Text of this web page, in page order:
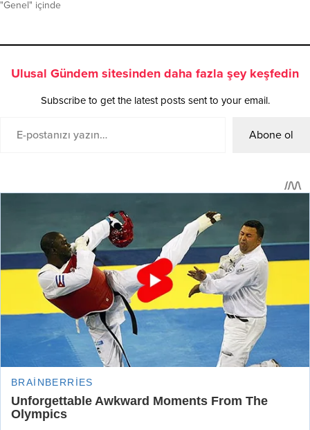
"Genel" içinde
Ulusal Gündem sitesinden daha fazla şey keşfedin
Subscribe to get the latest posts sent to your email.
Abone ol